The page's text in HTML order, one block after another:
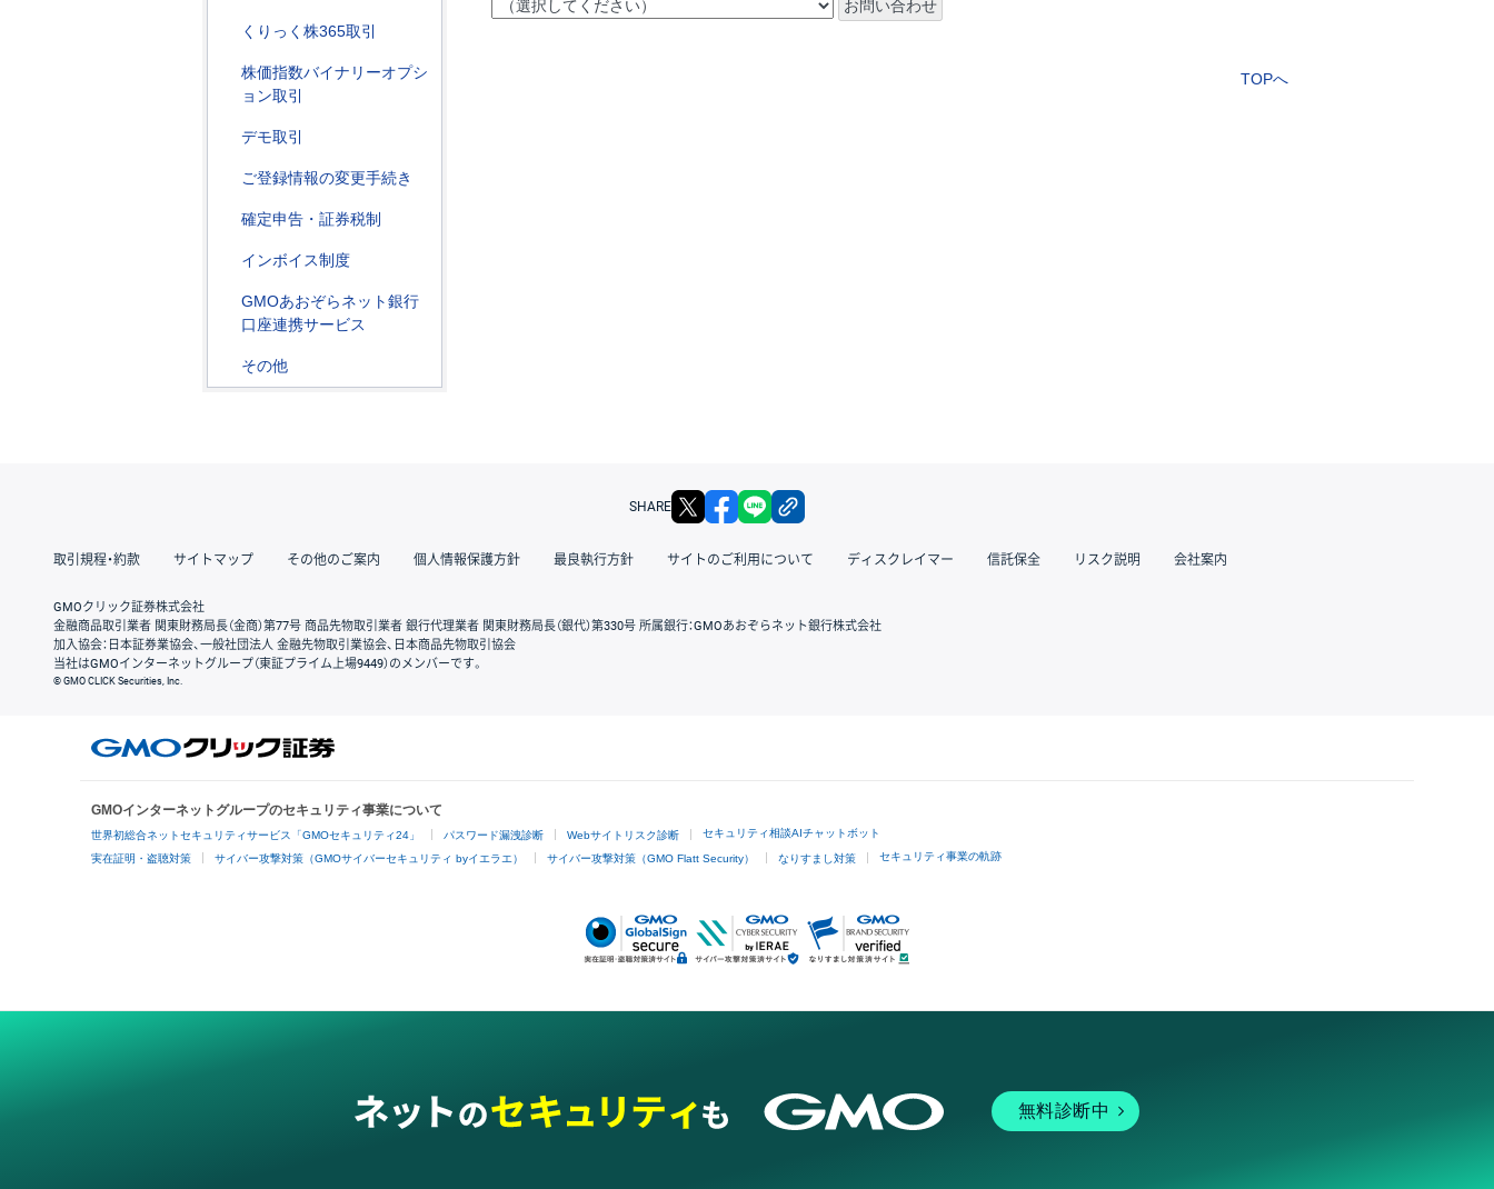
くりっく株365取引
株価指数バイナリーオプシ
ョン取引
デモ取引
ご登録情報の変更手続き
確定申告・証券税制
インボイス制度
GMOあおぞらネット銀行
口座連携サービス
その他
TOPへ
SHARE X facebook
取引規程・約款 サイトマップ その他のご案内 個人情報保護方針 最良執行方針 サイトのご利用について ディスクレイマー 信託保全 リスク説明 会社案内
GMOクリック証券株式会社
金融商品取引業者 関東財務局長（金商）第77号 商品先物取引業者 銀行代理業者 関東財務局長（銀代）第330号 所属銀行：GMOあおぞらネット銀行株式会社
加入協会：日本証券業協会、一般社団法人 金融先物取引業協会、日本商品先物取引協会
当社はGMOインターネットグループ（東証プライム上場9449）のメンバーです。
© GMO CLICK Securities, Inc.
GMOインターネットグループのセキュリティ事業について
世界初総合ネットセキュリティサービス「GMOセキュリティ24」 パスワード漏洩診断 Webサイトリスク診断 セキュリティ相談AIチャットボット
実在証明・盗聴対策 サイバー攻撃対策（GMOサイバーセキュリティ byイエラエ） サイバー攻撃対策（GMO Flatt Security） なりすまし対策 セキュリティ事業の軌跡
無料診断中